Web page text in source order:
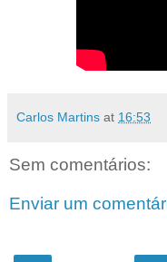
Carlos Martins at 16:53
Sem comentários:
Enviar um